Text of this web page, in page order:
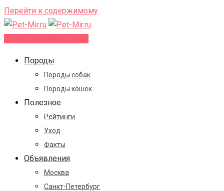
Перейти к содержимому
Породы
Породы собак
Породы кошек
Полезное
Рейтинги
Уход
Факты
Объявления
Москва
Санкт-Петербург